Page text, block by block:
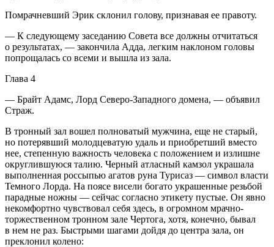
Помрачневший Эрик склонил голову, признавая ее правоту.
— К следующему заседанию Совета все должны отчитаться
о результатах, — закончила Адда, легким наклоном головы
попрощалась со всеми и вышла из зала.
Глава 4
— Брайт Адамс, Лорд Северо-Западного домена, — объявил
Страж.
В тронный зал вошел полноватый мужчина, еще не старый,
но потерявший молодцеватую удаль и приобретший вместо
нее, степенную важность человека с положением и излишне
округлившуюся талию. Черный атласный камзол украшала
выполненная россыпью агатов руна Турисаз — символ власти
Темного Лорда. На поясе висели богато украшенные резьбой
парадные ножны — сейчас согласно этикету пустые. Он явно
некомфортно чувствовал себя здесь, в огромном мрачно-
торжественном тронном зале Чертога, хотя, конечно, бывал
в нем не раз. Быстрыми шагами дойдя до центра зала, он
преклонил колено: